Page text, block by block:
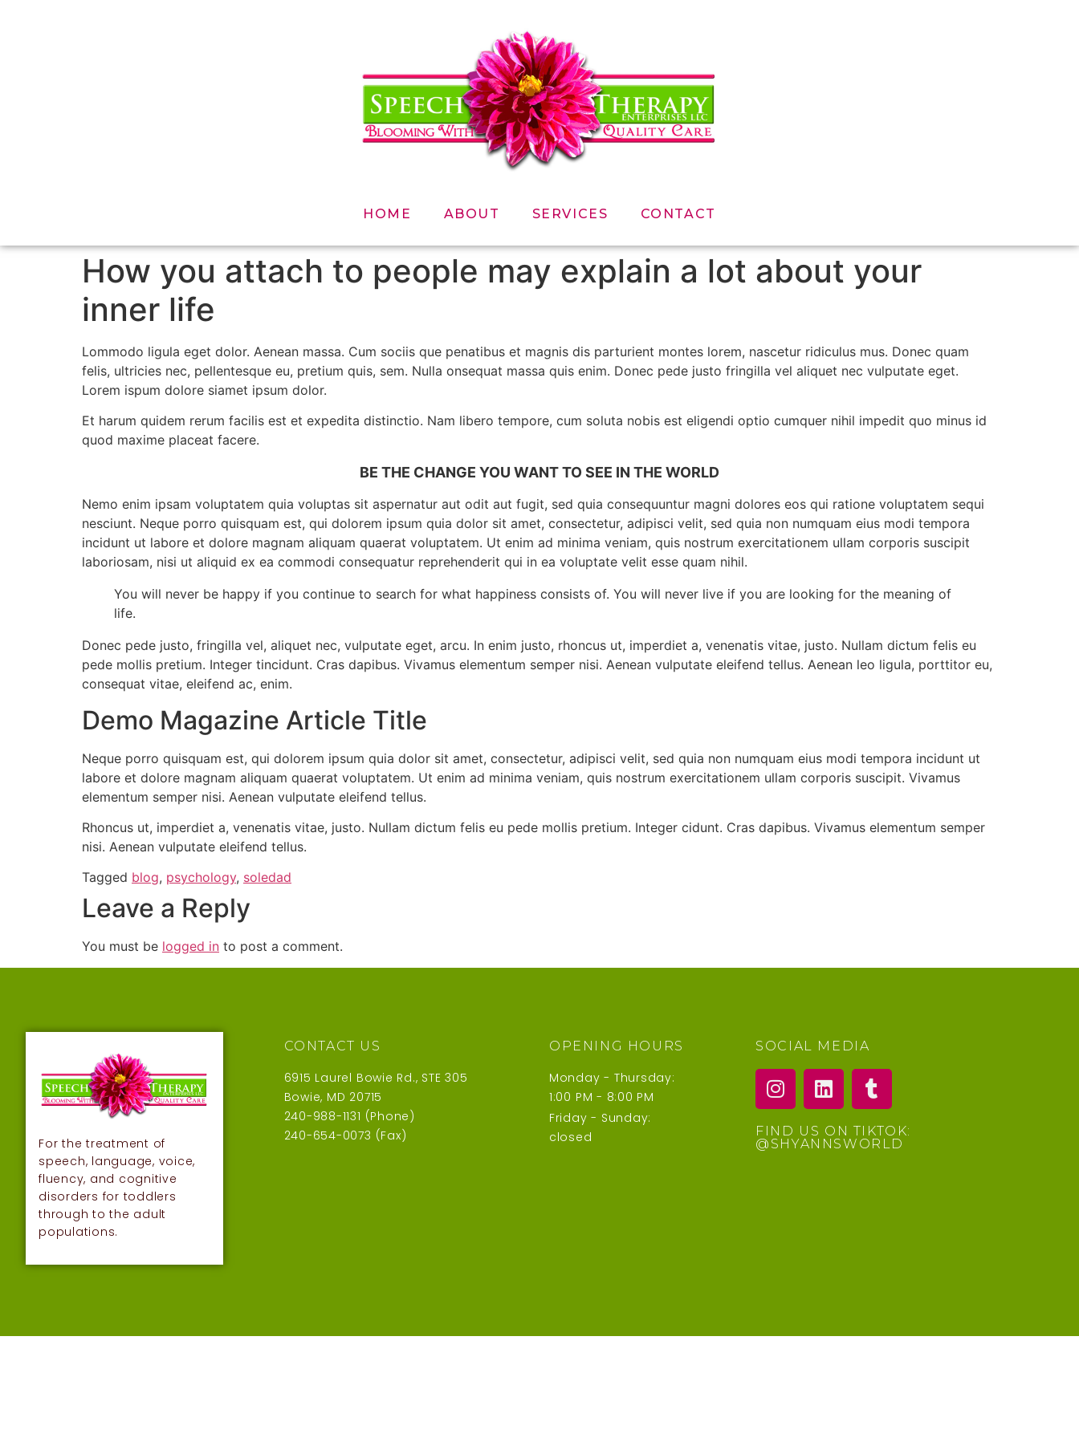
HOME ABOUT SERVICES CONTACT
How you attach to people may explain a lot about your
inner life
Lommodo ligula eget dolor. Aenean massa. Cum sociis que penatibus et magnis dis parturient montes lorem, nascetur ridiculus mus. Donec quam
felis, ultricies nec, pellentesque eu, pretium quis, sem. Nulla onsequat massa quis enim. Donec pede justo fringilla vel aliquet nec vulputate eget.
Lorem ispum dolore siamet ipsum dolor.
Et harum quidem rerum facilis est et expedita distinctio. Nam libero tempore, cum soluta nobis est eligendi optio cumquer nihil impedit quo minus id
quod maxime placeat facere.
BE THE CHANGE YOU WANT TO SEE IN THE WORLD
Nemo enim ipsam voluptatem quia voluptas sit aspernatur aut odit aut fugit, sed quia consequuntur magni dolores eos qui ratione voluptatem sequi
nesciunt. Neque porro quisquam est, qui dolorem ipsum quia dolor sit amet, consectetur, adipisci velit, sed quia non numquam eius modi tempora
incidunt ut labore et dolore magnam aliquam quaerat voluptatem. Ut enim ad minima veniam, quis nostrum exercitationem ullam corporis suscipit
laboriosam, nisi ut aliquid ex ea commodi consequatur reprehenderit qui in ea voluptate velit esse quam nihil.
You will never be happy if you continue to search for what happiness consists of. You will never live if you are looking for the meaning of
life.
Donec pede justo, fringilla vel, aliquet nec, vulputate eget, arcu. In enim justo, rhoncus ut, imperdiet a, venenatis vitae, justo. Nullam dictum felis eu
pede mollis pretium. Integer tincidunt. Cras dapibus. Vivamus elementum semper nisi. Aenean vulputate eleifend tellus. Aenean leo ligula, porttitor eu,
consequat vitae, eleifend ac, enim.
Demo Magazine Article Title
Neque porro quisquam est, qui dolorem ipsum quia dolor sit amet, consectetur, adipisci velit, sed quia non numquam eius modi tempora incidunt ut
labore et dolore magnam aliquam quaerat voluptatem. Ut enim ad minima veniam, quis nostrum exercitationem ullam corporis suscipit. Vivamus
elementum semper nisi. Aenean vulputate eleifend tellus.
Rhoncus ut, imperdiet a, venenatis vitae, justo. Nullam dictum felis eu pede mollis pretium. Integer cidunt. Cras dapibus. Vivamus elementum semper
nisi. Aenean vulputate eleifend tellus.
Tagged blog, psychology, soledad
Leave a Reply
You must be logged in to post a comment.
For the treatment of
speech, language, voice,
fluency, and cognitive
disorders for toddlers
through to the adult
populations.
CONTACT US
6915 Laurel Bowie Rd., STE 305
Bowie, MD 20715
240-988-1131 (Phone)
240-654-0073 (Fax)
OPENING HOURS
Monday - Thursday:
1:00 PM - 8:00 PM
Friday - Sunday:
closed
SOCIAL MEDIA
FIND US ON TIKTOK:
@SHYANNSWORLD​